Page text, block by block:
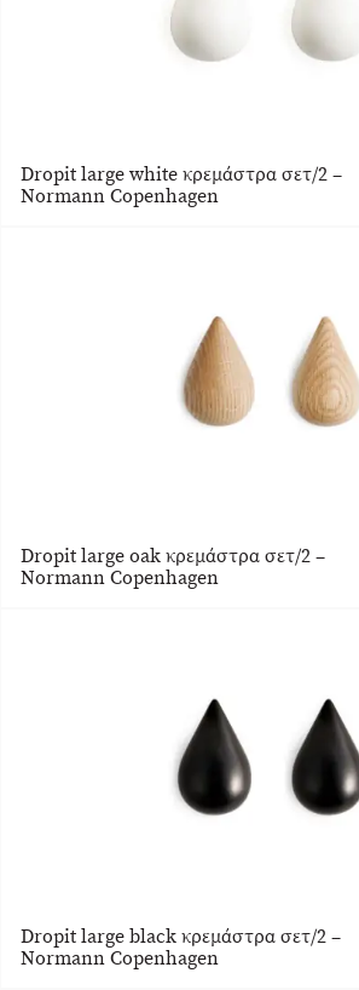
Dropit large white κρεμάστρα σετ/2 –
Normann Copenhagen
Dropit large oak κρεμάστρα σετ/2 –
Normann Copenhagen
Dropit large black κρεμάστρα σετ/2 –
Normann Copenhagen